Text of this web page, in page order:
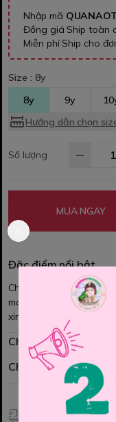
Nhập mã
Đồng giá Ship toàn
Miễn phí Ship cho
Size : 8y
8y
9y
Hướng dẫn chọn
Số lượng
MUA NGAY
Đặc điểm nổi bật
Chân váy Sela - Chất
mái.. Màu xanh đen
xinh lắm lun ạ!
Chính sách mua hàng
Chính sách đổi hàng
Giao hàng toàn quốc